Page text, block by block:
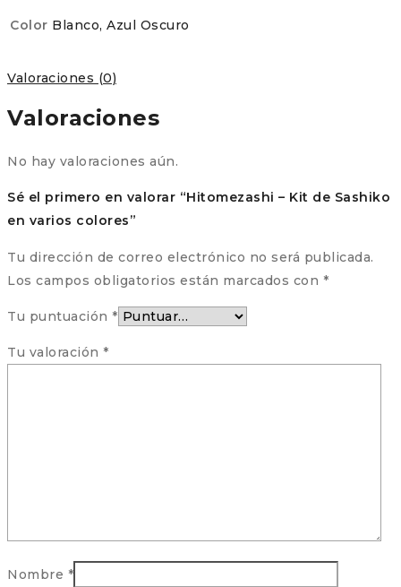
Color Blanco, Azul Oscuro
Valoraciones (0)
Valoraciones
No hay valoraciones aún.
Sé el primero en valorar “Hitomezashi – Kit de Sashiko
en varios colores”
Tu dirección de correo electrónico no será publicada.
Los campos obligatorios están marcados con *
Tu puntuación *
Tu valoración *
Nombre *